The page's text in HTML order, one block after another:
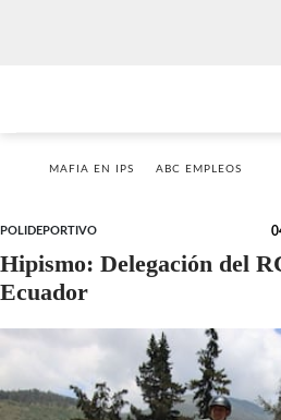
MAFIA EN IPS ABC EMPLEOS
POLIDEPORTIVO
Hipismo: Delegación del
Ecuador